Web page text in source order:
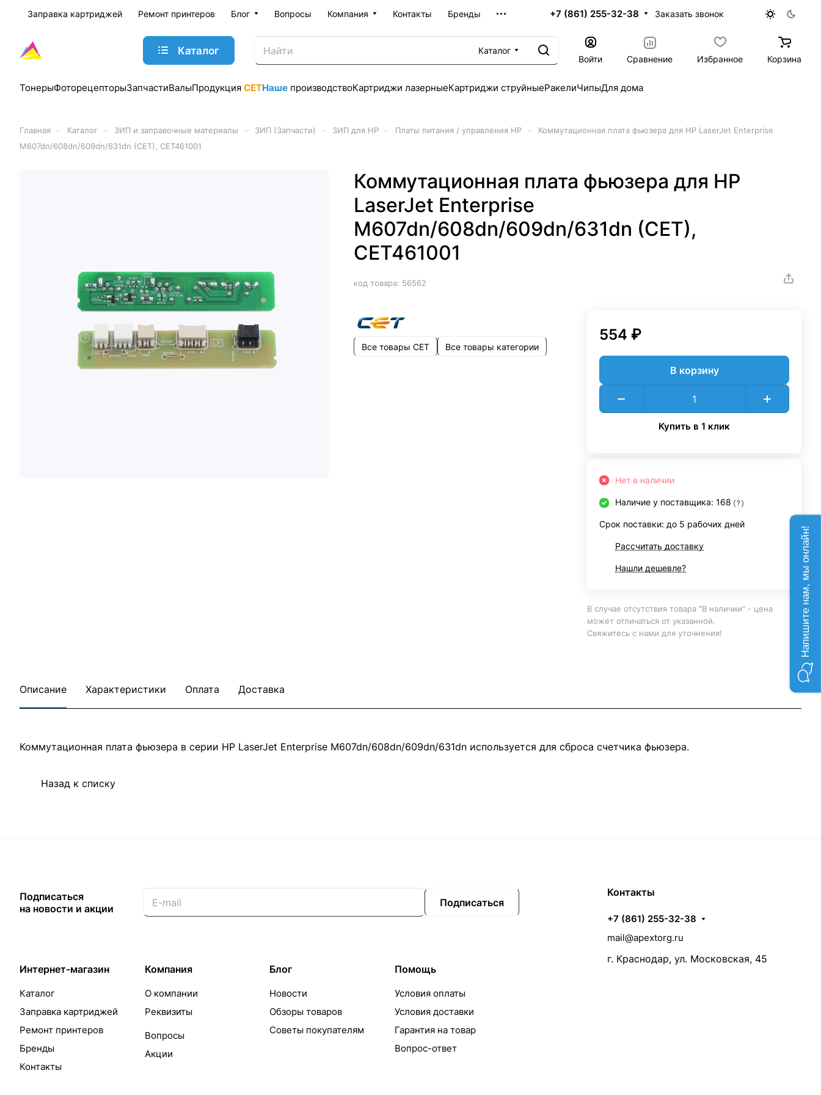
Заправка картриджей Ремонт принтеров Блог Вопросы Компания Контакты Бренды +7 (861) 255-32-38 Заказать звонок
Каталог
Каталог
Войти
Сравнение Избранное Корзина
ТонерыФоторецепторыЗапчастиВалыПродукция CETНаше производствоКартриджи лазерныеКартриджи струйныеРакелиЧипыДля дома
Главная Каталог ЗИП и заправочные материалы ЗИП (Запчасти) ЗИП для HP Платы питания / управления HP
Коммутационная плата фьюзера для HP LaserJet Enterprise
M607dn/608dn/609dn/631dn (CET), CET461001
Коммутационная плата фьюзера для HP
LaserJet Enterprise
M607dn/608dn/609dn/631dn (CET),
CET461001
код товара: 56562
Все товары CET Все товары категории
554 ₽
В корзину
Купить в 1 клик
Нет в наличии
Наличие у поставщика: 168 ?
Срок поставки: до 5 рабочих дней
Рассчитать доставку
Нашли дешевле?
В случае отсутствия товара "В наличии" - цена
может отличаться от указанной.
Свяжитесь с нами для уточнения!
Описание Характеристики Оплата Доставка
Коммутационная плата фьюзера в серии HP LaserJet Enterprise M607dn/608dn/609dn/631dn используется для сброса счетчика фьюзера.
Назад к списку
Подписаться
на новости и акции
Подписаться
Интернет-магазин
Каталог
Заправка картриджей
Ремонт принтеров
Бренды
Контакты
Компания
О компании
Реквизиты
Вопросы
Акции
Блог
Новости
Обзоры товаров
Советы покупателям
Помощь
Условия оплаты
Условия доставки
Гарантия на товар
Вопрос-ответ
Контакты
+7 (861) 255-32-38
mail@apextorg.ru
г. Краснодар, ул. Московская, 45
Напишите нам, мы онлайн!